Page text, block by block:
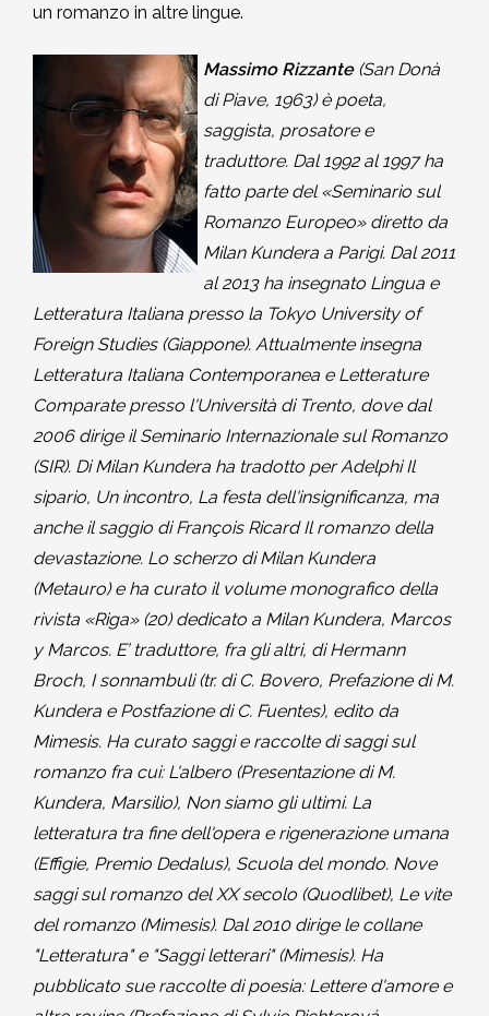
un romanzo in altre lingue.
Massimo Rizzante(San Donà
di Piave, 1963) è poeta,
saggista, prosatore e
traduttore. Dal 1992 al 1997 ha
fatto parte del «Seminario sul
Romanzo Europeo» diretto da
Milan Kundera a Parigi. Dal 2011
al 2013 ha insegnato Lingua e
Letteratura Italiana presso la Tokyo University of
Foreign Studies (Giappone). Attualmente insegna
Letteratura Italiana Contemporanea e Letterature
Comparate presso l'Università di Trento, dove dal
2006 dirige il Seminario Internazionale sul Romanzo
(SIR). Di Milan Kundera ha tradotto per Adelphi Il
sipario, Un incontro, La festa dell'insignificanza, ma
anche il saggio di François Ricard Il romanzo della
devastazione. Lo scherzo di Milan Kundera
(Metauro) e ha curato il volume monografico della
rivista «Riga» (20) dedicato a Milan Kundera, Marcos
y Marcos. E’ traduttore, fra gli altri, di Hermann
Broch, I sonnambuli (tr. di C. Bovero, Prefazione di M.
Kundera e Postfazione di C. Fuentes), edito da
Mimesis. Ha curato saggi e raccolte di saggi sul
romanzo fra cui: L'albero (Presentazione di M.
Kundera, Marsilio), Non siamo gli ultimi. La
letteratura tra fine dell'opera e rigenerazione umana
(Effigie, Premio Dedalus), Scuola del mondo. Nove
saggi sul romanzo del XX secolo (Quodlibet), Le vite
del romanzo (Mimesis). Dal 2010 dirige le collane
"Letteratura" e "Saggi letterari" (Mimesis). Ha
pubblicato sue raccolte di poesia: Lettere d'amore e